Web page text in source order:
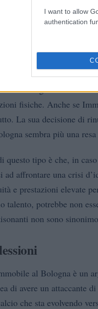
I want to allow
authentication
e prospettive
curriculum
i fatti: i giocatori che
fisiche. Anche se
La sua decisione di
sembra più una
questo tipo è che, in
ad affrontare una crisi
e prestazioni elevate
talento, potrebbe non
non sono
al Bologna è un
di avere un attaccante
che sta evolvendo